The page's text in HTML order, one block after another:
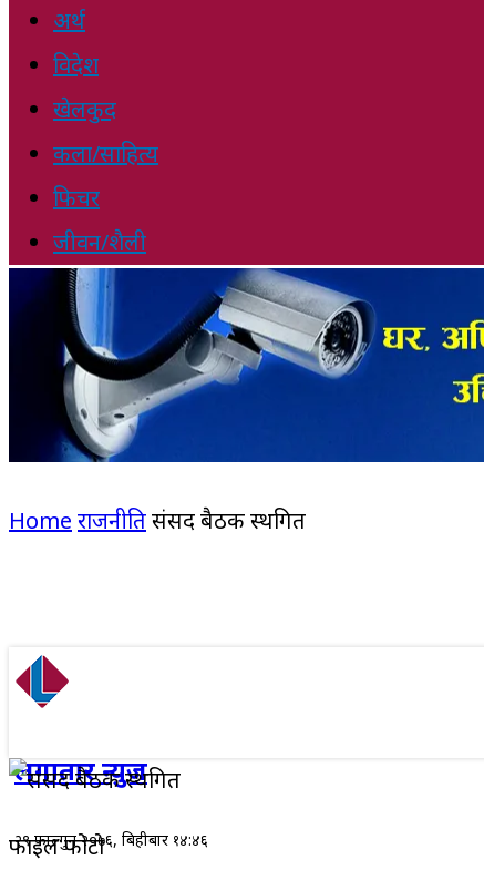
अर्थ
विदेश
खेलकुद
कला/साहित्य
फिचर
जीवन/शैली
Home राजनीतिसंसद बैठक स्थगित
लगातार न्युज
२९ फाल्गुन २०७६, बिहीबार १४:४६
फाइल फोटो